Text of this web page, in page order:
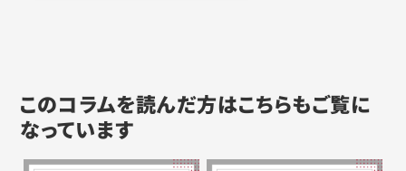
このコラムを読んだ方はこちらもご覧に
なっています